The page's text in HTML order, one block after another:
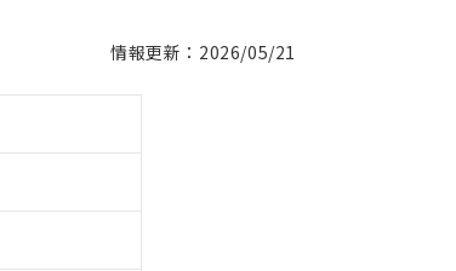
情報更新：2026/05/21